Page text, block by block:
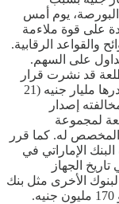
يوم أمس
على قوة ملاءمة
والقواعد الرقابية.
على السهم.
قد نشرت قرار
البنك المركزي المصري بفرض غرامة مالية قدرها مليار جنيه (21
إصدار
لمجموعة
له. كما قرر
الإماراتي في
الجهاز
الأخرى مثل بنك